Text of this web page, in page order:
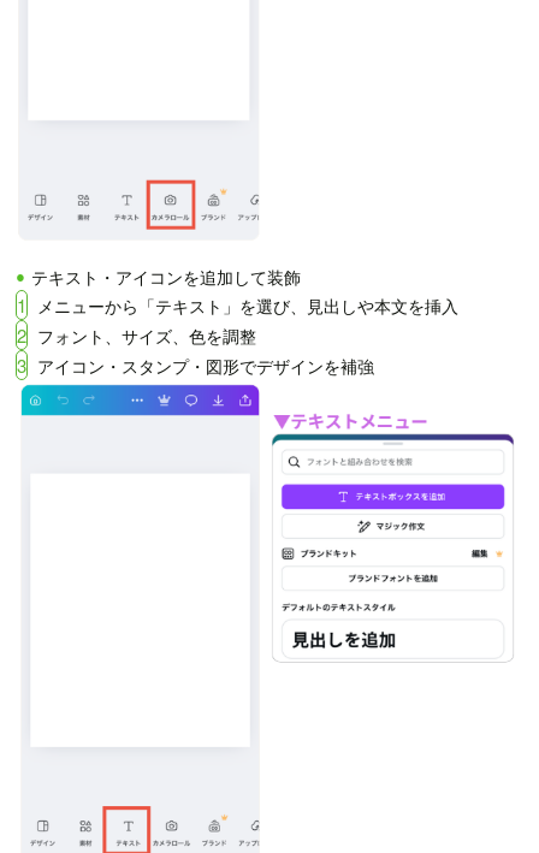
テキスト・アイコンを追加して装飾
1 メニューから「テキスト」を選び、見出しや本文を挿入
2 フォント、サイズ、色を調整
3 アイコン・スタンプ・図形でデザインを補強